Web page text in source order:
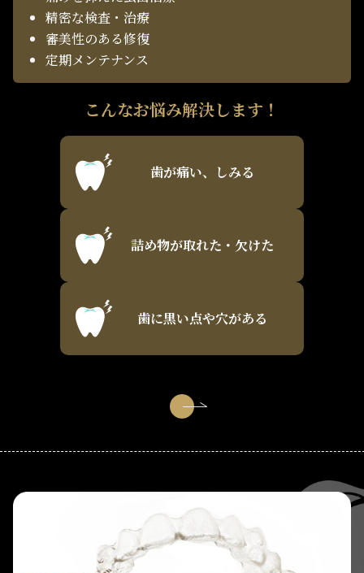
精密な検査・治療
審美性のある修復
定期メンテナンス
こんなお悩み解決します！
歯が痛い、しみる
詰め物が取れた・欠けた
歯に黒い点や穴がある